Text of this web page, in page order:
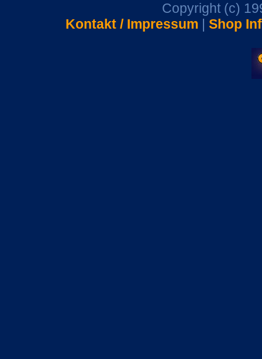
Copyright (c)
Kontakt / Impressum | Shop